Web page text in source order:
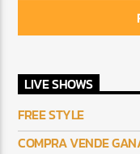
LIVE SHOWS
FREE STYLE
COMPRA VENDE